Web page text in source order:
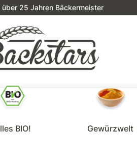
über 25 Jahren Bäckermeister
BIO! Gewürzwelt